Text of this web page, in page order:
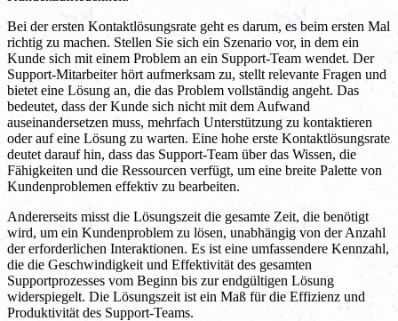
Bei der ersten Kontaktlösungsrate geht es darum, es beim ersten Mal
richtig zu machen. Stellen Sie sich ein Szenario vor, in dem ein
Kunde sich mit einem Problem an ein Support-Team wendet. Der
Support-Mitarbeiter hört aufmerksam zu, stellt relevante Fragen und
bietet eine Lösung an, die das Problem vollständig angeht. Das
bedeutet, dass der Kunde sich nicht mit dem Aufwand
auseinandersetzen muss, mehrfach Unterstützung zu kontaktieren
oder auf eine Lösung zu warten. Eine hohe erste Kontaktlösungsrate
deutet darauf hin, dass das Support-Team über das Wissen, die
Fähigkeiten und die Ressourcen verfügt, um eine breite Palette von
Kundenproblemen effektiv zu bearbeiten.
Andererseits misst die Lösungszeit die gesamte Zeit, die benötigt
wird, um ein Kundenproblem zu lösen, unabhängig von der Anzahl
der erforderlichen Interaktionen. Es ist eine umfassendere Kennzahl,
die die Geschwindigkeit und Effektivität des gesamten
Supportprozesses vom Beginn bis zur endgültigen Lösung
widerspiegelt. Die Lösungszeit ist ein Maß für die Effizienz und
Produktivität des Support-Teams.